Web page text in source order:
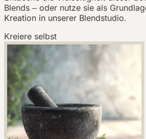
Blends – oder nutze sie als
Kreation in unserer Blendstudio.
Kreiere selbst